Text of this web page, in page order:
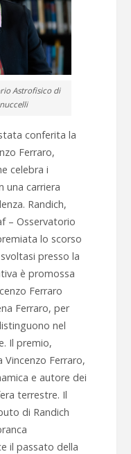
Astrofisico di
conferita la
Ferraro,
celebra i
una carriera
Randich,
– Osservatorio
lo scorso
presso la
è promossa
Ferraro
Ferraro, per
nel
Il premio,
Ferraro,
e autore dei
terrestre. Il
di Randich
il passato della